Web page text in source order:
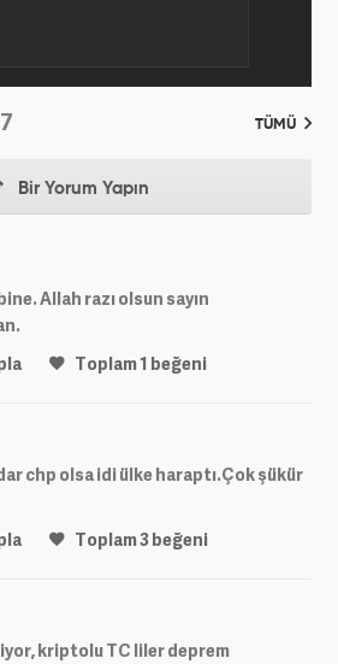
TÜMÜ
Bir Yorum Yapın
Allah razı olsun sayın
Toplam1 beğeni
chp olsa idi ülke haraptı.Çok şükür
Toplam3beğeni
kriptolu TC liler deprem